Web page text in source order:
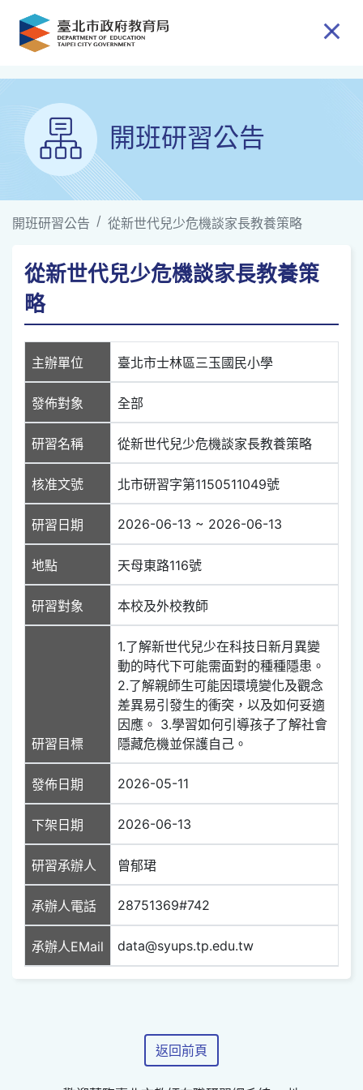
跳到主要內容
開班研習公告
開班研習公告 從新世代兒少危機談家長教養策略
從新世代兒少危機談家長教養策
略
主辦單位 臺北市士林區三玉國民小學
發佈對象 全部
研習名稱 從新世代兒少危機談家長教養策略
核准文號 北市研習字第1150511049號
研習日期 2026-06-13 ~ 2026-06-13
地點 天母東路116號
研習對象 本校及外校教師
研習目標
1.了解新世代兒少在科技日新月異變
動的時代下可能需面對的種種隱患。
2.了解親師生可能因環境變化及觀念
差異易引發生的衝突，以及如何妥適
因應。 3.學習如何引導孩子了解社會
隱藏危機並保護自己。
發佈日期 2026-05-11
下架日期 2026-06-13
研習承辦人 曾郁珺
承辦人電話 28751369#742
承辦人EMail data@syups.tp.edu.tw
返回前頁